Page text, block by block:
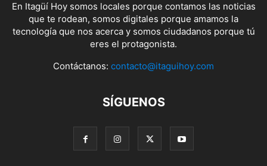
En Itagüí Hoy somos locales porque contamos las noticias
que te rodean, somos digitales porque amamos la
tecnología que nos acerca y somos ciudadanos porque tú
eres el protagonista.
Contáctanos: contacto@itaguihoy.com
SÍGUENOS